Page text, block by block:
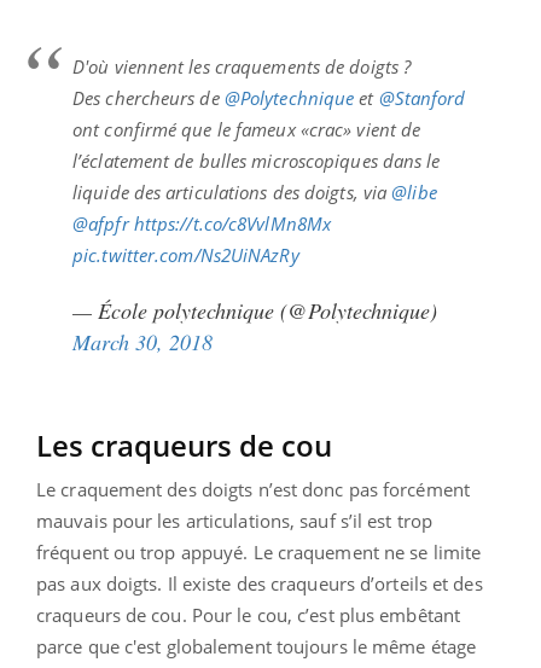
D'où viennent les craquements de doigts ?
Des chercheurs de @Polytechnique et @Stanford
ont confirmé que le fameux «crac» vient de
l’éclatement de bulles microscopiques dans le
liquide des articulations des doigts, via@libe
@afpfr https://t.co/c8VvlMn8Mx
pic.twitter.com/Ns2UiNAzRy
— École polytechnique (@Polytechnique)
March 30, 2018
Les craqueurs de cou
Le craquement des doigts n’est donc pas forcément
mauvais pour les articulations, sauf s’il est trop
fréquent ou trop appuyé. Le craquement ne se limite
pas aux doigts. Il existe des craqueurs d’orteils et des
craqueurs de cou. Pour le cou, c’est plus embêtant
parce que c'est globalement toujours le même étage